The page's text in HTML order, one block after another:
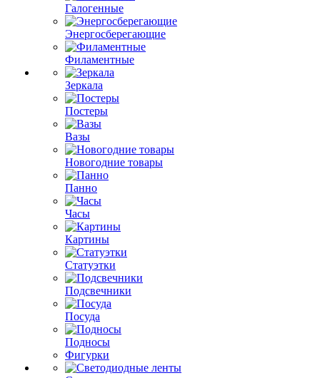
Галогенные
Энергосберегающие
Филаментные
Зеркала
Постеры
Вазы
Новогодние товары
Панно
Часы
Картины
Статуэтки
Подсвечники
Посуда
Подносы
Фигурки